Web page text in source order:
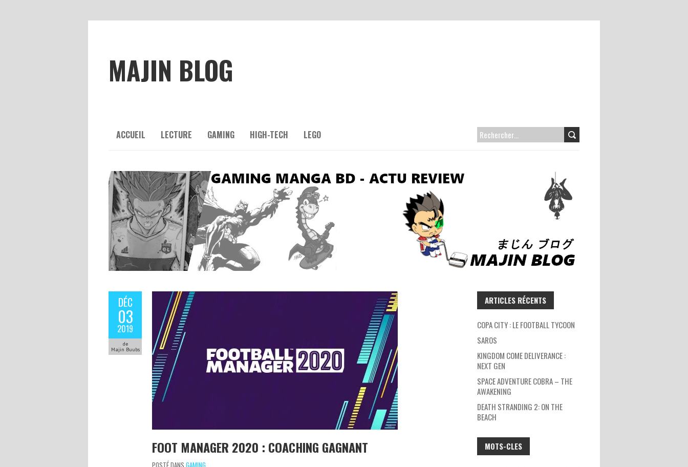
MAJIN BLOG
ACCUEIL LECTURE GAMING HIGH-TECH LEGO RECHERCHER :
DÉC
03
2019
de
Majin Buubs
FOOT MANAGER 2020 : COACHING GAGNANT
POSTÉ DANS GAMING
ARTICLES RÉCENTS
COPA CITY : LE FOOTBALL TYCOON
SAROS
KINGDOM COME DELIVERANCE :
NEXT GEN
SPACE ADVENTURE COBRA – THE
AWAKENING
DEATH STRANDING 2: ON THE
BEACH
MOTS-CLES